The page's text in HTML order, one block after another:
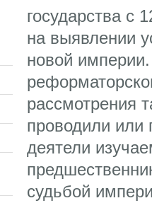
государства с
на выявлении
новой
рассмотрения
проводили или
деятели
судьбой